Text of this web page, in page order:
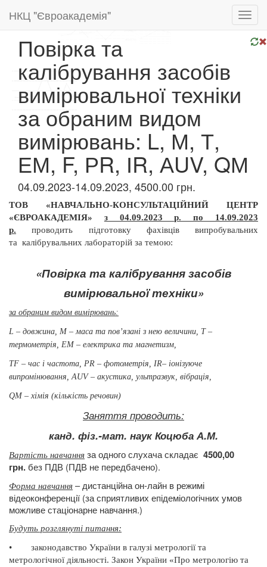
НКЦ "Євроакадемія"
Повірка та
калібрування засобів
вимірювальної техніки
за обраним видом
вимірювань: L, М, Т,
ЕМ, F, РR, ІR, АUV, QМ
04.09.2023-14.09.2023, 4500.00 грн.
ТОВ «НАВЧАЛЬНО-КОНСУЛЬТАЦІЙНИЙ ЦЕНТР
«ЄВРОАКАДЕМІЯ» з 04.09.2023 р. по 14.09.2023
р.
проводить підготовку фахівців випробувальних
та калібрувальних лабораторій за темою:
«Повірка та калібрування засобів
вимірювальної техніки»
за обраним видом вимірювань:
L – довжина, М – маса та пов’язані з нею величини, Т –
термометрія, ЕМ – електрика та магнетизм,
ТF – час і частота, РR – фотометрія, ІR– іонізуюче
випромінювання, АUV – акустика, ультразвук, вібрація,
QМ – хімія (кількість речовин)
Заняття проводить:
канд. фіз.-мат. наук Коцюба А.М.
Вартість навчання за одного слухача складає 4500,00
грн. без ПДВ (ПДВ не передбачено).
Форма навчання – дистанційна он-лайн в режимі
відеоконференції (за сприятливих епідеміологічних умов
можливе стаціонарне навчання.)
Будуть розглянуті питання:
•
законодавство України в галузі метрології та
метрологічної діяльності. Закон України «Про метрологію та